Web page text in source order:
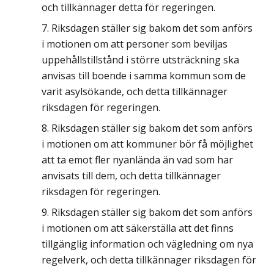
och tillkännager detta för regeringen.
Riksdagen ställer sig bakom det som anförs
i motionen om att personer som beviljas
uppehållstillstånd i större utsträckning ska
anvisas till boende i samma kommun som de
varit asylsökande, och detta tillkännager
riksdagen för regeringen.
Riksdagen ställer sig bakom det som anförs
i motionen om att kommuner bör få möjlighet
att ta emot fler nyanlända än vad som har
anvisats till dem, och detta tillkännager
riksdagen för regeringen.
Riksdagen ställer sig bakom det som anförs
i motionen om att säkerställa att det finns
tillgänglig information och vägledning om nya
regelverk, och detta tillkännager riksdagen för